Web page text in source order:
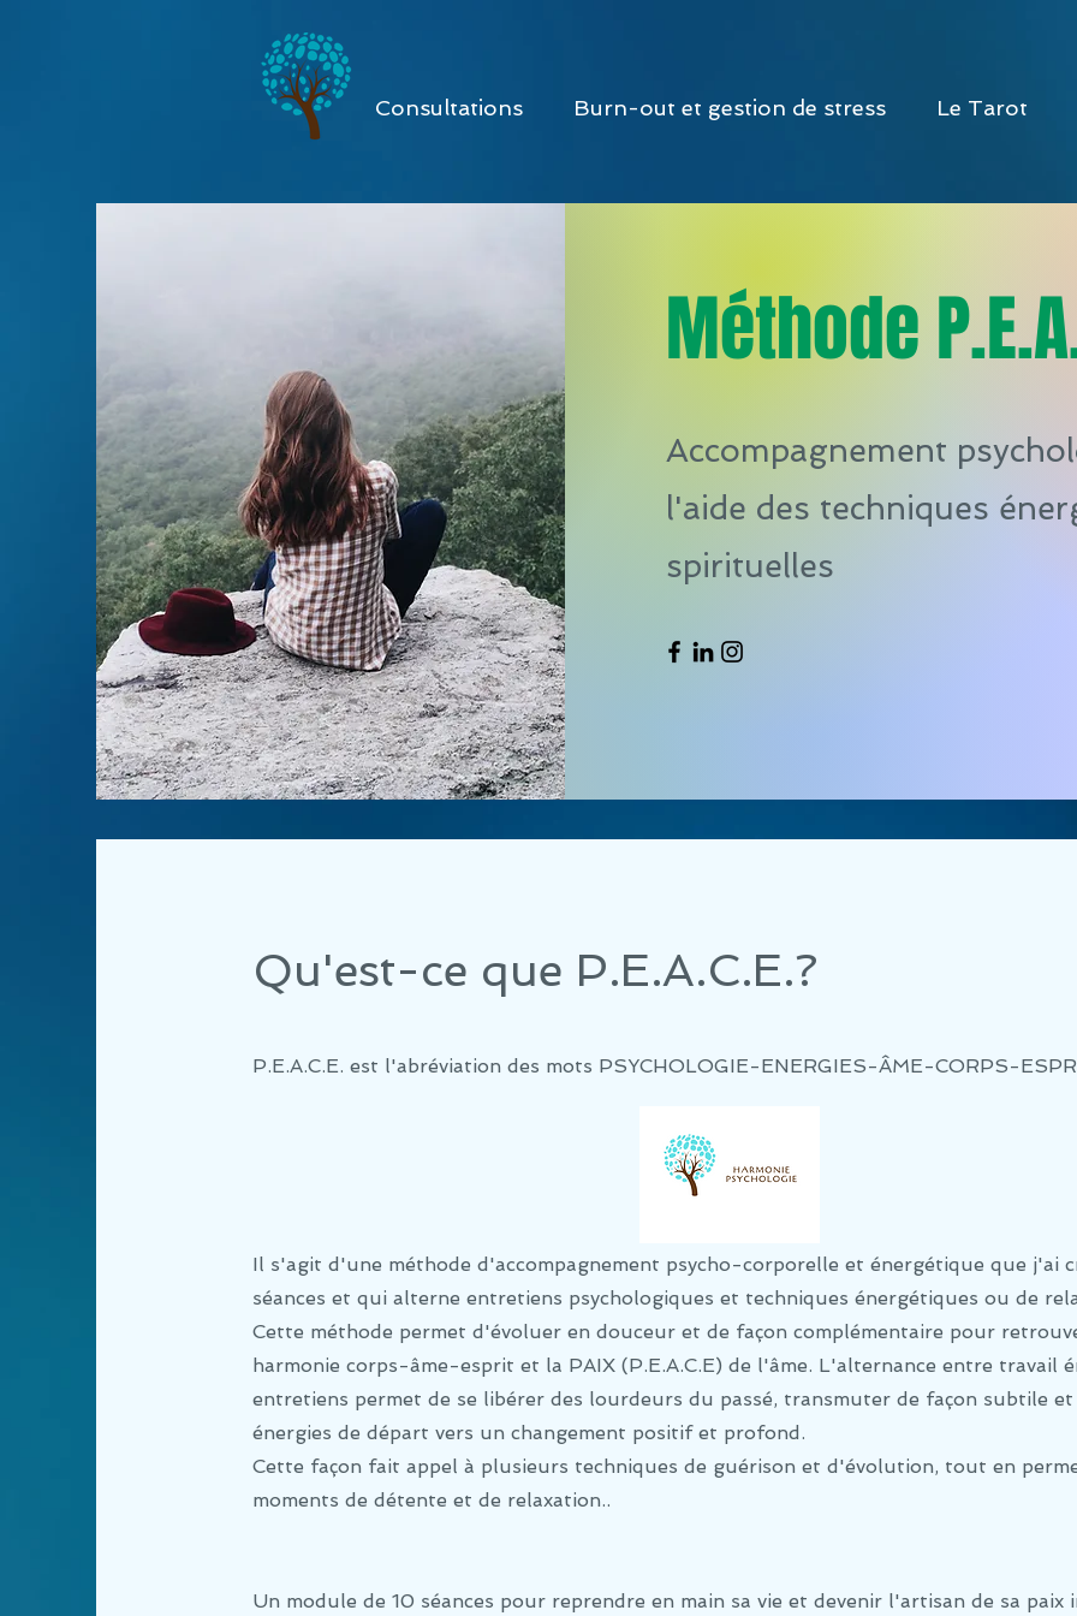
Consultations Burn-out et gestion de stress Le Tarot
Méthode
Accompagnement
l'aide des techniques
spirituelles
Qu'est-ce que P.E.A.C.E.?
P.E.A.C.E. est l'abréviation des mots PSYCHOLOGIE-ENERGIES-ÂME-CORPS-
Il s'agit d'une méthode d'accompagnement psycho-corporelle et énergétique que j'ai
séances et qui alterne entretiens psychologiques et techniques énergétiques ou de
Cette méthode permet d'évoluer en douceur et de façon complémentaire pour
harmonie corps-âme-esprit et la PAIX (P.E.A.C.E) de l'âme. L'alternance entre travail
entretiens permet de se libérer des lourdeurs du passé, transmuter de façon subtile
énergies de départ vers un changement positif et profond.
Cette façon fait appel à plusieurs techniques de guérison et d'évolution, tout en
moments de détente et de relaxation..
Un module de 10 séances pour reprendre en main sa vie et devenir l'artisan de sa